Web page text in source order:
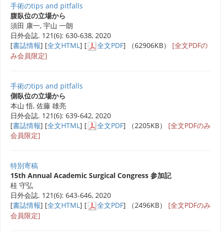
手術のtips and pitfalls
腹臥位の立場から
須田 康一, 宇山 一朗
日外会誌. 121(6): 630-638, 2020
[書誌情報] [全文HTML ] [ 全文PDF] （62906KB） [全文PDFの
み会員限定]
手術のtips and pitfalls
側臥位の立場から
本山 悟, 佐藤 雄亮
日外会誌. 121(6): 639-642, 2020
[書誌情報] [全文HTML ] [ 全文PDF] （2205KB） [全文PDFのみ
会員限定]
特別寄稿
15th Annual Academic Surgical Congress 参加記
桂 守弘
日外会誌. 121(6): 643-646, 2020
[書誌情報] [全文HTML] [ 全文PDF] （2496KB） [全文PDFのみ
会員限定]